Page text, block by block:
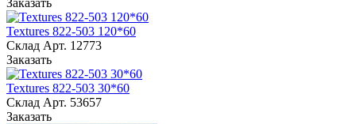
Textures 822-503 120*60
Склад Арт. 12773
Заказать
Textures 822-503 30*60
Склад Арт. 53657
Заказать